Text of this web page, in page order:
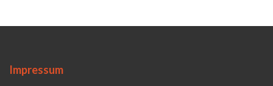
Impressum